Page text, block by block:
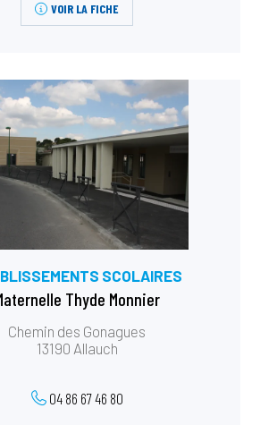
VOIR LA FICHE
SCOLAIRES
Thyde Monnier
Chemin des Gonagues
13190 Allauch
04 86 67 46 80